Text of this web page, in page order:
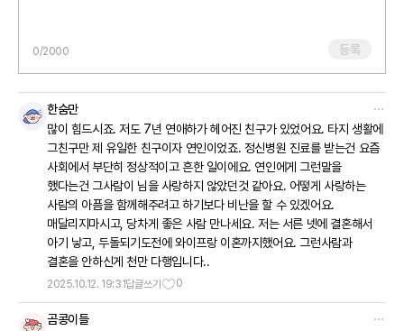
지금처럼 솔직하게 마음을 나누는 일은 결코 약한 게 아닙니다. 잠시
길을 잃은 것처럼 보여도, 마음의 방향은 이미 회복을 향하고 있어요.
이곳에도 언제든 다시 찾아오셔서 이야기해주세요.
글쓴님의 삶이 다시 조금씩 온기를 되찾기를 진심으로 응원합니다.
0/2000 등록
한숨만
많이 힘드시죠. 저도 7년 연애하가 헤어진 친구가 있었어요. 타지 생활에
그친구만 제 유일한 친구이자 연인이었죠. 정신병원 진료를 받는건 요즘
사회에서 부단히 정상적이고 흔한 일이에요. 연인에게 그런말을
했다는건 그사람이 님을 사랑하지 않았던것 같아요. 어떻게 사랑하는
사람의 아픔을 함께해주려고 하기보다 비난을 할 수 있겠어요.
매달리지마시고, 당차게 좋은 사람 만나세요. 저는 서른 넷에 결혼해서
아기 낳고, 두돌되기도전에 와이프랑 이혼까지했어요. 그런사람과
결혼을 안하신게 천만 다행입니다..
2025.10.12. 19:31답글쓰기 0
곰콩이들